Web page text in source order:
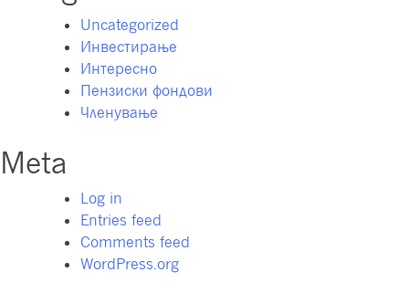
Uncategorized
Инвестирање
Интересно
Пензиски фондови
Членување
Meta
Log in
Entries feed
Comments feed
WordPress.org